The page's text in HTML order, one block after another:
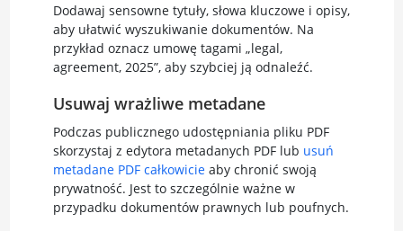
Dodawaj sensowne tytuły, słowa kluczowe i opisy,
aby ułatwić wyszukiwanie dokumentów. Na
przykład oznacz umowę tagami „legal,
agreement, 2025”, aby szybciej ją odnaleźć.
Usuwaj wrażliwe metadane
Podczas publicznego udostępniania pliku PDF
skorzystaj z edytora metadanych PDF lub usuń
metadane PDF całkowicieaby chronić swoją
prywatność. Jest to szczególnie ważne w
przypadku dokumentów prawnych lub poufnych.